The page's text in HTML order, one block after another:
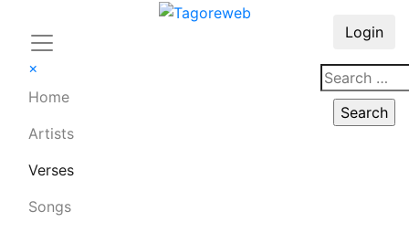
×
Home
Artists
Verses
Songs
Login